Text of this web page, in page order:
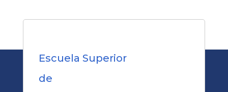
Escuela Superior
de